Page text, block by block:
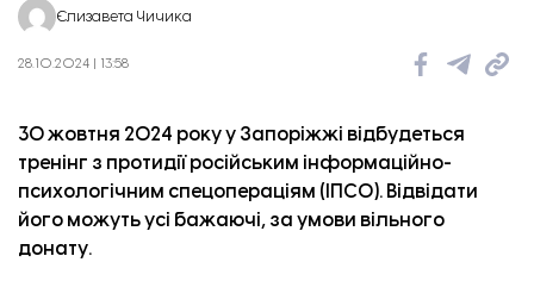
Колонки
Про нас
Редакційна політика
Єлизавета Чичика
28.10.2024 | 13:58
30 жовтня 2024 року у Запоріжжі відбудеться
тренінг з протидії російським інформаційно-
психологічним спецопераціям (ІПСО). Відвідати
його можуть усі бажаючі, за умови вільного
донату.